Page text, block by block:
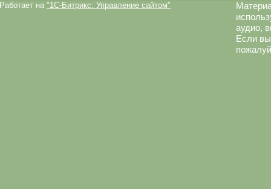
Работает на "1C-Битрикс: Управление сайтом"
аудио,
Если вы